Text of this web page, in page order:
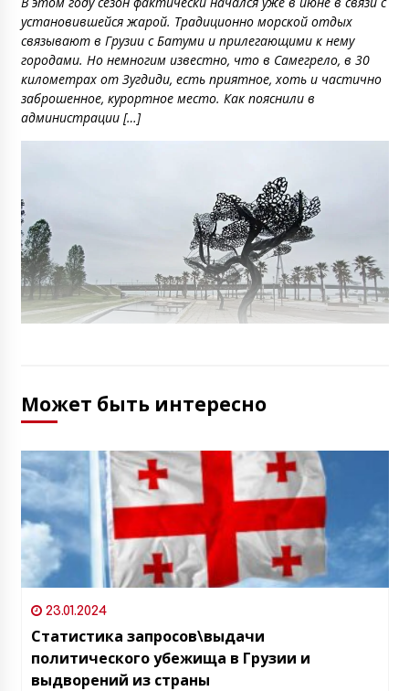
установившейся жарой. Традиционно морской отдых
связывают в Грузии с Батуми и прилегающими к нему
городами. Но немногим известно, что в Самегрело, в 30
километрах от Зугдиди, есть приятное, хоть и частично
заброшенное, курортное место. Как пояснили в
администрации […]
Может быть интересно
23.01.2024
Статистика запросов\выдачи
политического убежища в Грузии и
выдворений из страны